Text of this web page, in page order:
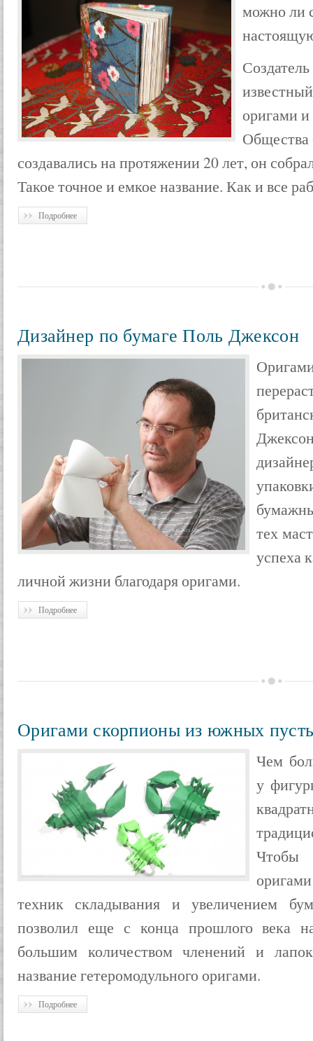
можно ли
оригами и
Общества
создавались на протяжении 20 лет, он
Такое точное и емкое название. Как и все
Подробнее
Дизайнер по бумаге Поль Джексон
тех
успеха
личной жизни благодаря оригами.
Подробнее
Оригами скорпионы из южных
Чем
у
Чтобы
техник складывания и увеличением
позволил еще с конца прошлого века
большим количеством членений и
название гетеромодульного оригами.
Подробнее